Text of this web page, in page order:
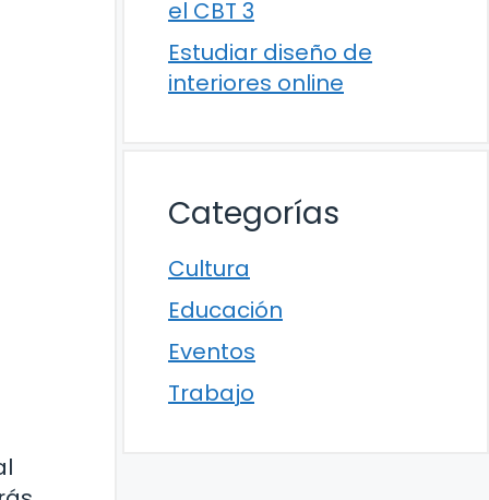
el CBT 3
Estudiar diseño de
interiores online
Categorías
Cultura
Educación
Eventos
Trabajo